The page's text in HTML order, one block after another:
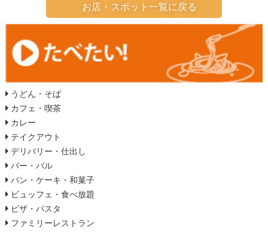
お店・スポット一覧に戻る
うどん・そば
カフェ・喫茶
カレー
テイクアウト
デリバリー・仕出し
バー・バル
パン・ケーキ・和菓子
ビュッフェ・食べ放題
ピザ・パスタ
ファミリーレストラン